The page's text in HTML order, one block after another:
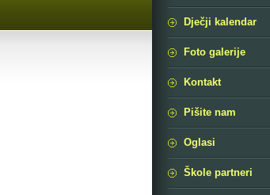
Dječji kalendar
Foto galerije
Kontakt
Pišite nam
Oglasi
Škole partneri